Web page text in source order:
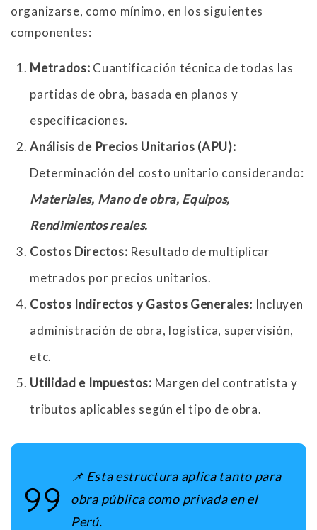
organizarse, como mínimo, en los siguientes
componentes:
Metrados: Cuantificación técnica de todas las
partidas de obra, basada en planos y
especificaciones.
Análisis de Precios Unitarios (APU):
Determinación del costo unitario considerando:
Materiales, Mano de obra, Equipos,
Rendimientos reales.
Costos Directos: Resultado de multiplicar
metrados por precios unitarios.
Costos Indirectos y Gastos Generales: Incluyen
administración de obra, logística, supervisión,
etc.
Utilidad e Impuestos: Margen del contratista y
tributos aplicables según el tipo de obra.
📌 Esta estructura aplica tanto para
obra pública como privada en el
Perú.